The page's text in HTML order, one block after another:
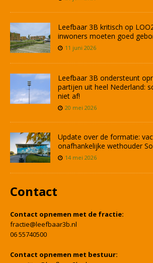
Leefbaar 3B kritisch op
inwoners moeten goed
11 juni 2026
Leefbaar 3B ondersteunt
partijen uit heel Nederland:
niet af!
20 mei 2026
Update over de formatie:
onafhankelijke wethouder
14 mei 2026
Contact
Contact opnemen met de fractie:
fractie@leefbaar3b.nl
06 55740500
Contact opnemen met bestuur: